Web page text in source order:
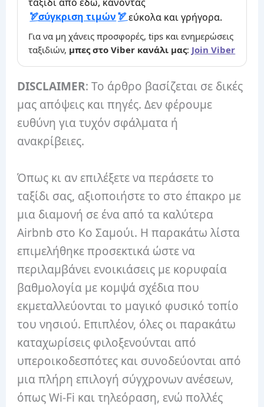
σύγκριση τιμών
εύκολα και γρήγορα.
Για να μη χάνεις προσφορές, tips και ενημερώσεις
ταξιδιών, μπες στο Viber κανάλι μας: Join Viber
DISCLAIMER: Το άρθρο βασίζεται σε δικές
μας απόψεις και πηγές. Δεν φέρουμε
ευθύνη για τυχόν σφάλματα ή
ανακρίβειες.
Όπως κι αν επιλέξετε να περάσετε το
ταξίδι σας, αξιοποιήστε το στο έπακρο με
μια διαμονή σε ένα από τα καλύτερα
Airbnb στο Κο Σαμούι. Η παρακάτω λίστα
επιμελήθηκε προσεκτικά ώστε να
περιλαμβάνει ενοικιάσεις με κορυφαία
βαθμολογία με κομψά σχέδια που
εκμεταλλεύονται το μαγικό φυσικό τοπίο
του νησιού. Επιπλέον, όλες οι παρακάτω
καταχωρίσεις φιλοξενούνται από
υπεροικοδεσπότες και συνοδεύονται από
μια πλήρη επιλογή σύγχρονων ανέσεων,
όπως Wi-Fi και τηλεόραση, ενώ πολλές